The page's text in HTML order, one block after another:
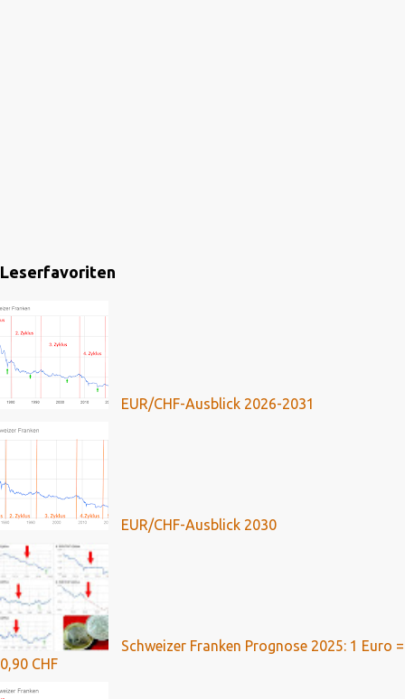
Leserfavoriten
EUR/CHF-Ausblick 2026-2031
EUR/CHF-Ausblick 2030
Schweizer Franken Prognose 2025: 1 Euro =
0,90 CHF